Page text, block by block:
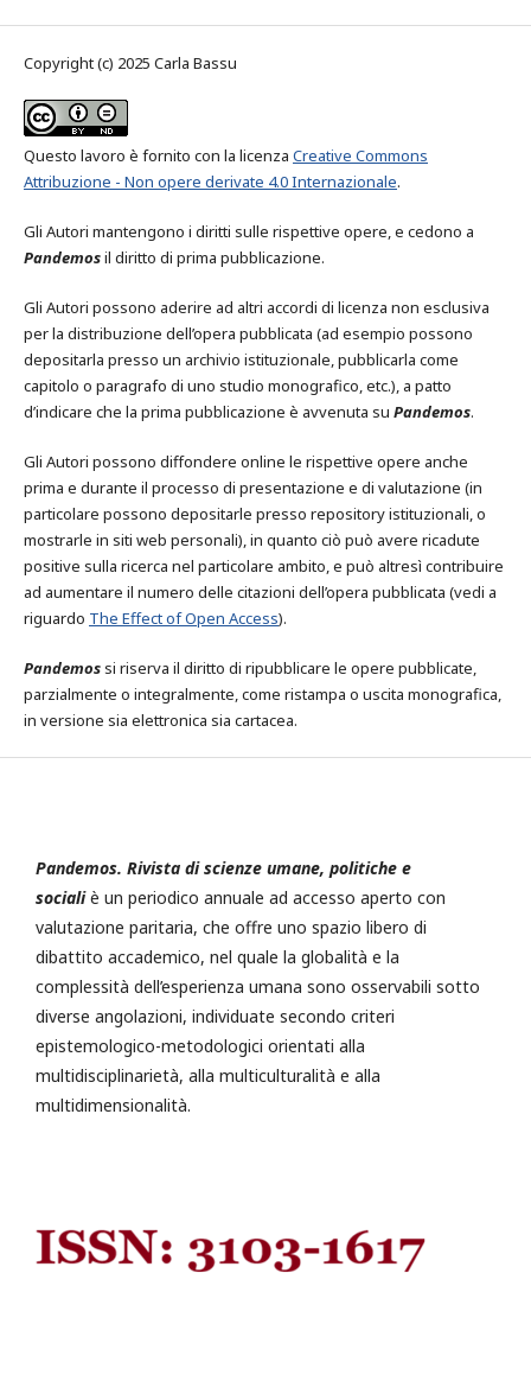
Copyright (c) 2025 Carla Bassu
Questo lavoro è fornito con la licenza Creative Commons
Attribuzione - Non opere derivate 4.0 Internazionale.
Gli Autori mantengono i diritti sulle rispettive opere, e cedono a
Pandemosil diritto di prima pubblicazione.
Gli Autori possono aderire ad altri accordi di licenza non esclusiva
per la distribuzione dell’opera pubblicata (ad esempio possono
depositarla presso un archivio istituzionale, pubblicarla come
capitolo o paragrafo di uno studio monografico, etc.), a patto
d’indicare che la prima pubblicazione è avvenuta su Pandemos.
Gli Autori possono diffondere online le rispettive opere anche
prima e durante il processo di presentazione e di valutazione (in
particolare possono depositarle presso repository istituzionali, o
mostrarle in siti web personali), in quanto ciò può avere ricadute
positive sulla ricerca nel particolare ambito, e può altresì contribuire
ad aumentare il numero delle citazioni dell’opera pubblicata (vedi a
riguardo The Effect of Open Access).
Pandemossi riserva il diritto di ripubblicare le opere pubblicate,
parzialmente o integralmente, come ristampa o uscita monografica,
in versione sia elettronica sia cartacea.
Pandemos. Rivista di scienze umane, politiche e
socialiè un periodico annuale ad accesso aperto con
valutazione paritaria, che offre uno spazio libero di
dibattito accademico, nel quale la globalità e la
complessità dell’esperienza umana sono osservabili sotto
diverse angolazioni, individuate secondo criteri
epistemologico-metodologici orientati alla
multidisciplinarietà, alla multiculturalità e alla
multidimensionalità.